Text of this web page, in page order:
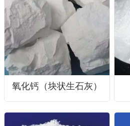
氧化钙（块状生石灰）